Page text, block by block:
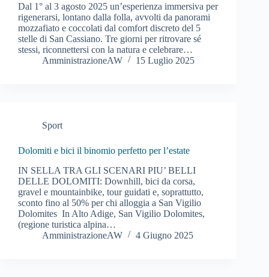
Dal 1° al 3 agosto 2025 un’esperienza immersiva per
rigenerarsi, lontano dalla folla, avvolti da panorami
mozzafiato e coccolati dal comfort discreto del 5
stelle di San Cassiano. Tre giorni per ritrovare sé
stessi, riconnettersi con la natura e celebrare…
AmministrazioneAW
15 Luglio 2025
Sport
Dolomiti e bici il binomio perfetto per l’estate
IN SELLA TRA GLI SCENARI PIU’ BELLI
DELLE DOLOMITI: Downhill, bici da corsa,
gravel e mountainbike, tour guidati e, soprattutto,
sconto fino al 50% per chi alloggia a San Vigilio
Dolomites In Alto Adige, San Vigilio Dolomites,
(regione turistica alpina…
AmministrazioneAW
4 Giugno 2025